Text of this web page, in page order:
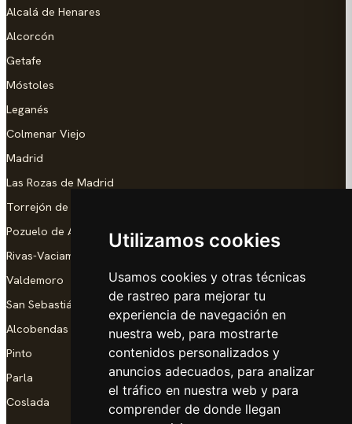
Utilizamos cookies
Usamos cookies y otras técnicas
de rastreo para mejorar tu
experiencia de navegación en
nuestra web, para mostrarte
contenidos personalizados y
anuncios adecuados, para analizar
el tráfico en nuestra web y para
comprender de donde llegan
Alcalá de Henares
Alcorcón
Getafe
Móstoles
Leganés
Colmenar Viejo
Madrid
Las Rozas de Madrid
Torrejón de Ardoz
Pozuelo de Alarcón
Rivas-Vaciamadrid
Valdemoro
San Sebastián de los Reyes
Alcobendas
Pinto
Parla
Coslada